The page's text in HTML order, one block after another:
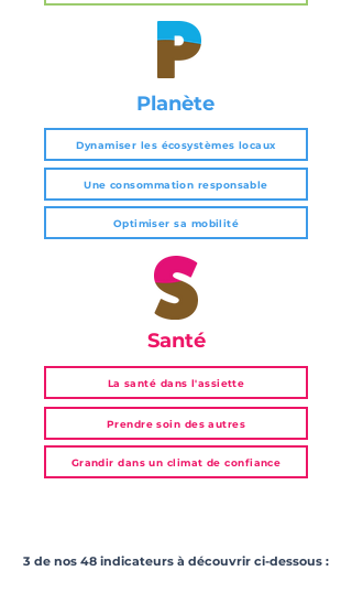
Planète
Dynamiser les écosystèmes locaux
Une consommation responsable
Optimiser sa mobilité
Santé
La santé dans l'assiette
Prendre soin des autres
Grandir dans un climat de confiance
3 de nos 48 indicateurs à découvrir ci-dessous :